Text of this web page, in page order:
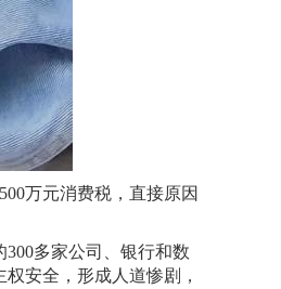
万元消费税，直接原因
多家公司、银行和数
安全，形成人道惨剧，